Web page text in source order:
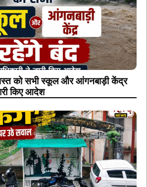
को सभी स्कूल और आंगनबाड़ी केंद्र
किए आदेश